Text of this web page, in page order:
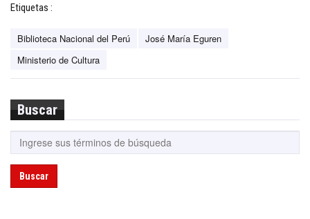
Etiquetas :
Biblioteca Nacional del Perú
José María Eguren
Ministerio de Cultura
Buscar
Buscar